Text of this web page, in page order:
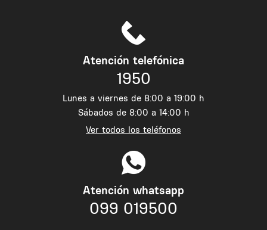
Atención telefónica
1950
Lunes a viernes de 8:00 a 19:00 h
Sábados de 8:00 a 14:00 h
Ver todos los teléfonos
Atención whatsapp
099 019500